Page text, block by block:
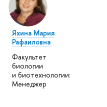
Яхина Мария
Рафаиловна
Факультет
биологии
и биотехнологии:
Менеджер